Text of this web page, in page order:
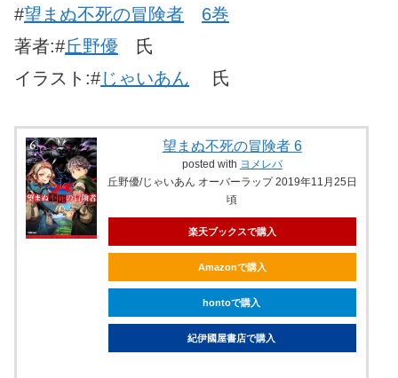
#望まぬ不死の冒険者
6巻
著者:#丘野優 氏
イラスト:#じゃいあん 氏
望まぬ不死の冒険者 6
posted with ヨメレバ
丘野優/じゃいあん オーバーラップ 2019年11月25日
頃
楽天ブックスで購入
Amazonで購入
hontoで購入
紀伊國屋書店で購入